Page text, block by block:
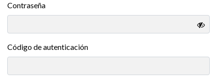
Contraseña
Código de autenticación